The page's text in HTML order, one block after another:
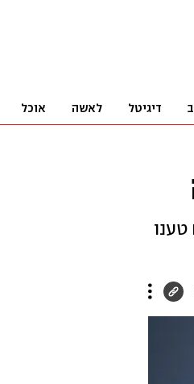
דיגיטל לאשה אוכל